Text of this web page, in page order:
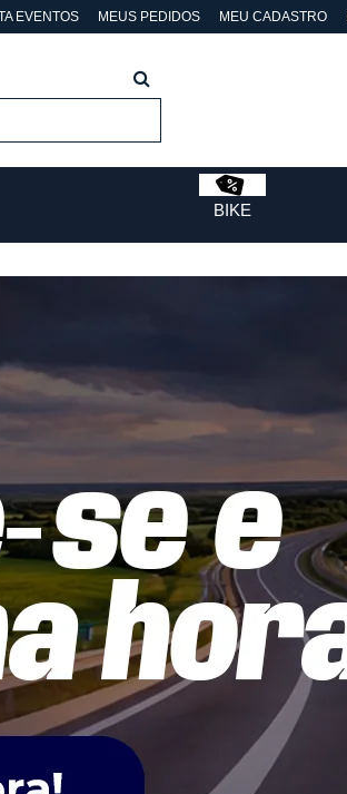
EVENTOS MEUS PEDIDOS MEU CADASTRO
BIKE